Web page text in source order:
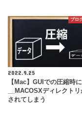
プロ
2022.9.25
【Mac】GUIでの圧縮時に
__MACOSXディレクト
されてしまう